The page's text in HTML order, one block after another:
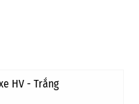
HV - Trắng